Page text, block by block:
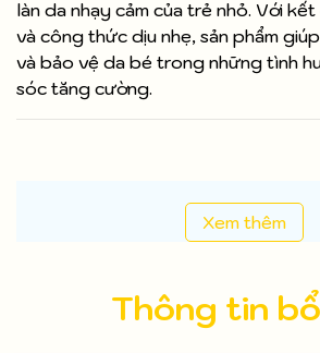
làn da nhạy cảm của trẻ nhỏ. Với
và công thức dịu nhẹ, sản phẩm
và bảo vệ da bé trong những tình
sóc tăng cường.
Xem thêm
Thông tin